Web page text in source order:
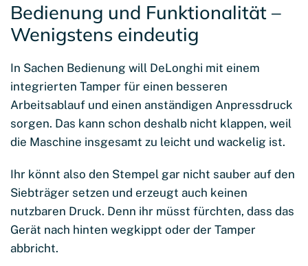
Bedienung und Funktionalität –
Wenigstens eindeutig
In Sachen Bedienung will DeLonghi mit einem
integrierten Tamper für einen besseren
Arbeitsablauf und einen anständigen Anpressdruck
sorgen. Das kann schon deshalb nicht klappen, weil
die Maschine insgesamt zu leicht und wackelig ist.
Ihr könnt also den Stempel gar nicht sauber auf den
Siebträger setzen und erzeugt auch keinen
nutzbaren Druck. Denn ihr müsst fürchten, dass das
Gerät nach hinten wegkippt oder der Tamper
abbricht.